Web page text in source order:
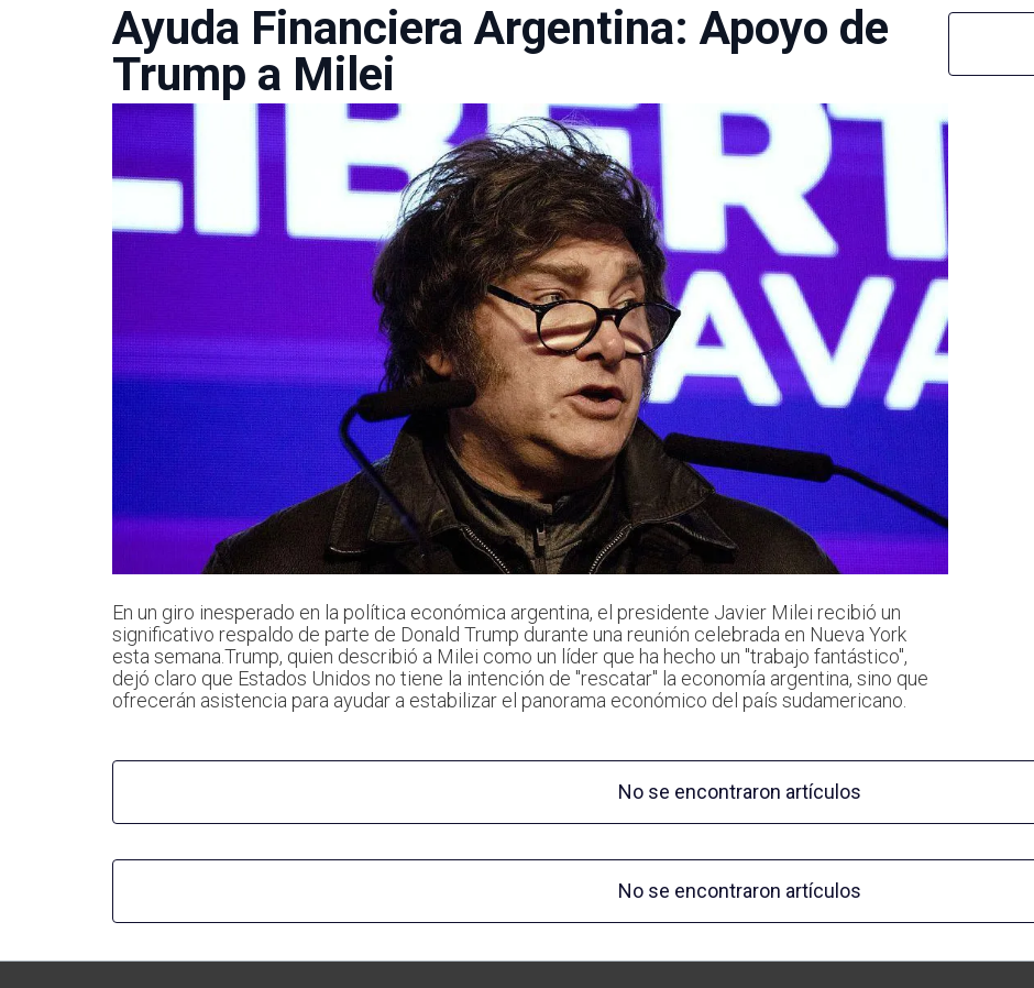
Ayuda Financiera Argentina: Apoyo de
Trump a Milei
En un giro inesperado en la política económica argentina, el presidente Javier Milei recibió un
significativo respaldo de parte de Donald Trump durante una reunión celebrada en Nueva York
esta semana.Trump, quien describió a Milei como un líder que ha hecho un "trabajo fantástico",
dejó claro que Estados Unidos no tiene la intención de "rescatar" la economía argentina, sino que
ofrecerán asistencia para ayudar a estabilizar el panorama económico del país sudamericano.
No se encontraron artículos
No se encontraron artículos